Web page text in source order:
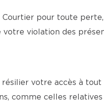
Courtier pour toute
violation des
votre accès à
comme celles